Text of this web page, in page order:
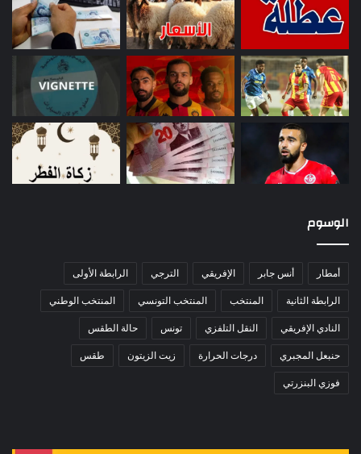
الوسوم
أمطار أنس جابر الإفريقي الترجي الرابطة الأولى
الرابطة الثانية المنتخب المنتخب التونسي المنتخب الوطني
النادي الإفريقي النقل التلفزي تونس حالة الطقس
حنبعل المجبري درجات الحرارة زيت الزيتون طقس
فوزي البنزرتي